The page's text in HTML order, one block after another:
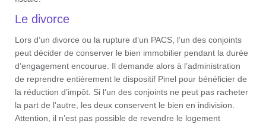
Le divorce
Lors d’un divorce ou la rupture d’un PACS, l’un des conjoints
peut décider de conserver le bien immobilier pendant la durée
d’engagement encourue. Il demande alors à l’administration
de reprendre entièrement le dispositif Pinel pour bénéficier de
la réduction d’impôt. Si l’un des conjoints ne peut pas racheter
la part de l’autre, les deux conservent le bien en indivision.
Attention, il n’est pas possible de revendre le logement